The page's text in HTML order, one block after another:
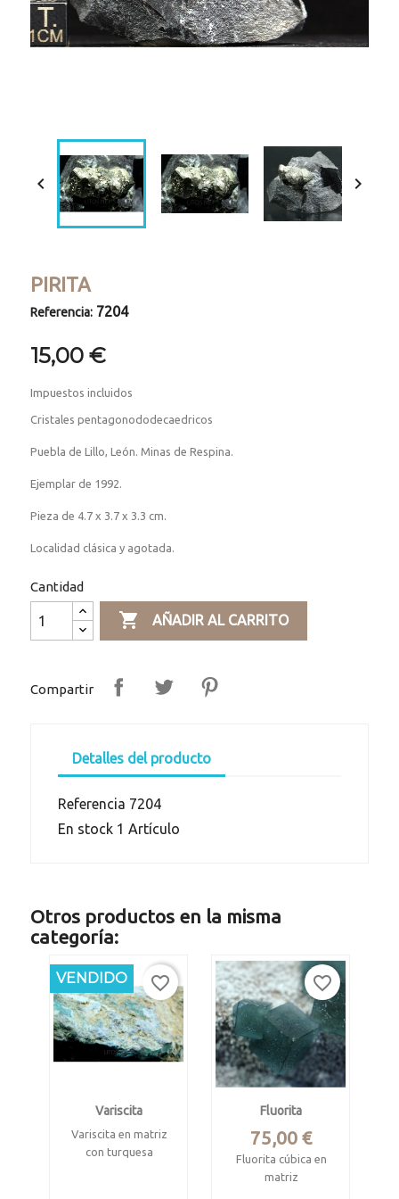
 
PIRITA
Referencia: 7204
15,00 €
Impuestos incluidos
Cristales pentagonododecaedricos
Puebla de Lillo, León. Minas de Respina.
Ejemplar de 1992.
Pieza de 4.7 x 3.7 x 3.3 cm.
Localidad clásica y agotada.
Cantidad
 AÑADIR AL CARRITO
Compartir
Detalles del producto
Referencia 7204
En stock 1 Artículo
Otros productos en la misma
categoría:
Variscita
Variscita en matriz
con turquesa
VENDIDO favorite_border
Fluorita
Precio
75,00 €
Fluorita cúbica en
matriz
favorite_border